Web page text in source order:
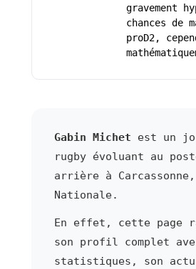
gravement
chances de
proD2,
Gabin Michet est un
rugby évoluant au
arrière à
Nationale.
En effet, cette page
son profil complet
statistiques, son